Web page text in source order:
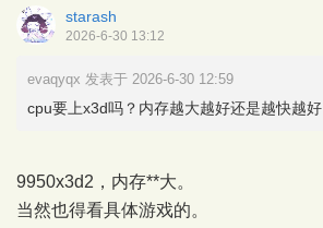
starash
2026-6-30 13:12
evaqyqx 发表于 2026-6-30 12:59
cpu要上x3d吗？内存越大越好还是越快越好
9950x3d2，内存**大。
当然也得看具体游戏的。